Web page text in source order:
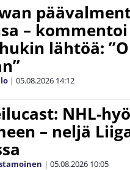
–
lähtöä:
| 05.08.2026 14:12
NHL-
– neljä
| 05.08.2026 10:05